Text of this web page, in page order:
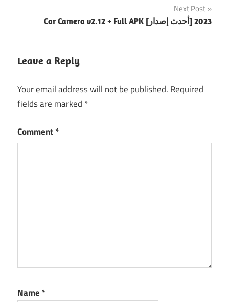
Next Post
Car Camera v2.12 + Full APK [أحدث إصدار] 2023
Leave a Reply
Your email address will not be published. Required
fields are marked *
Comment*
Name *